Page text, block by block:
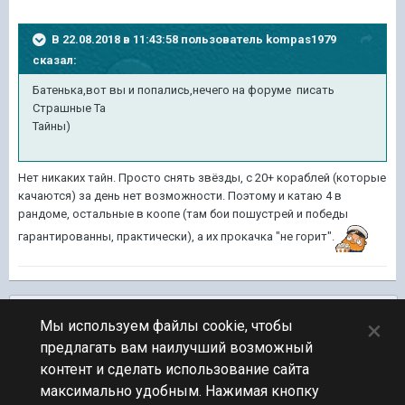
В 22.08.2018 в 11:43:58 пользователь kompas1979
сказал:
Батенька,вот вы и попались,нечего на форуме писать
Страшные Та
Тайны)
Нет никаких тайн. Просто снять звёзды, с 20+ кораблей (которые
качаются) за день нет возможности. Поэтому и катаю 4 в
рандоме, остальные в коопе (там бои пошустрей и победы
гарантированны, практически), а их прокачка "не горит".
ПЕРЕЙТИ К СПИСКУ ТЕМ
Флудилка
Мы используем файлы cookie, чтобы
предлагать вам наилучший возможный
контент и сделать использование сайта
максимально удобным. Нажимая кнопку
×